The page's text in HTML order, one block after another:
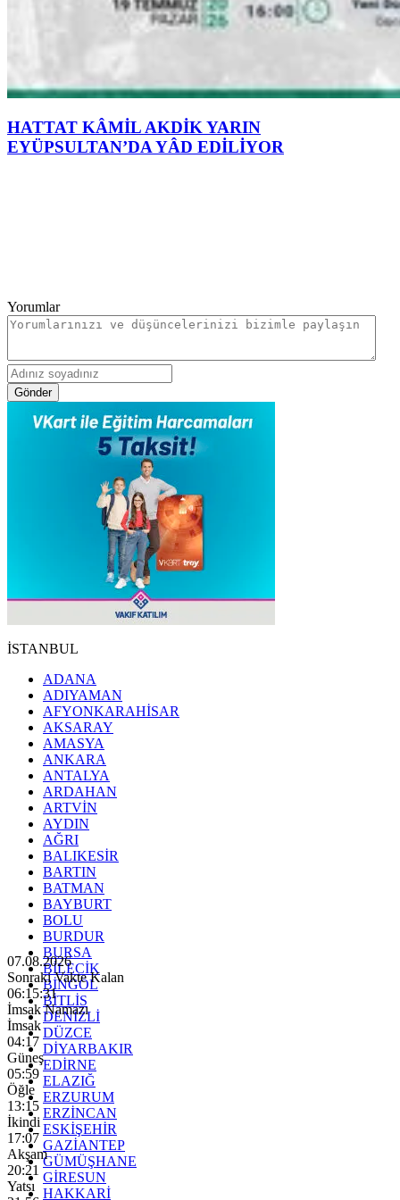
HATTAT KÂMİL AKDİK YARIN
EYÜPSULTAN’DA YÂD EDİLİYOR
Yorumlar
Gönder
İSTANBUL
ADANA
ADIYAMAN
AFYONKARAHİSAR
AKSARAY
AMASYA
ANKARA
ANTALYA
ARDAHAN
ARTVİN
AYDIN
AĞRI
BALIKESİR
BARTIN
BATMAN
BAYBURT
BOLU
BURDUR
BURSA
BİLECİK
BİNGÖL
BİTLİS
DENİZLİ
DÜZCE
DİYARBAKIR
EDİRNE
ELAZIĞ
ERZURUM
ERZİNCAN
ESKİŞEHİR
GAZİANTEP
GÜMÜŞHANE
GİRESUN
HAKKARİ
07.08.2026
Sonraki Vakte Kalan
06:15:29
İmsak Namazı
İmsak
04:17
Güneş
05:59
Öğle
13:15
İkindi
17:07
Akşam
20:21
Yatsı